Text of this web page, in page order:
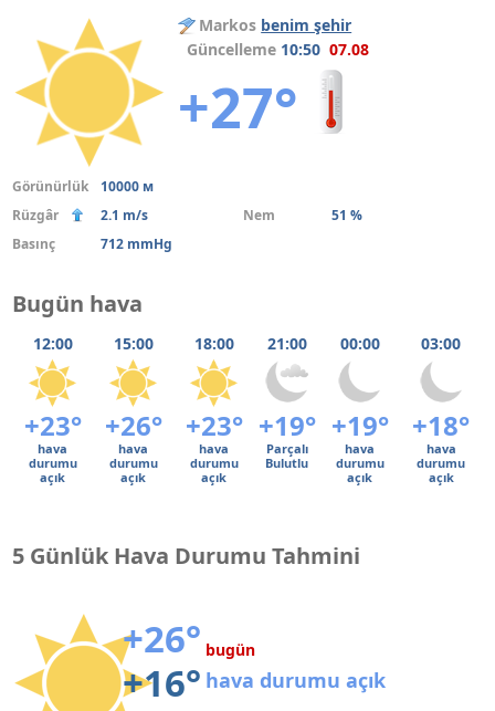
Markos benim şehir
Güncelleme 10:50 07.08
+27°
Görünürlük
10000 м
Rüzgâr
2.1 m/s Nem
51 %
Basınç
712 mmHg
Bugün hava
12:00 15:00 18:00 21:00 00:00 03:00
+23° +26° +23° +19° +19° +18°
hava
durumu
açık
hava
durumu
açık
hava
durumu
açık
Parçalı
Bulutlu
hava
durumu
açık
hava
durumu
açık
5 Günlük Hava Durumu Tahmini
+26°
+16°
bugün
hava durumu açık